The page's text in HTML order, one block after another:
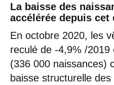
La baisse des
accélérée depuis cet
En octobre 2020, les
reculé de -4,9% /
(336 000 naissances)
baisse structurelle